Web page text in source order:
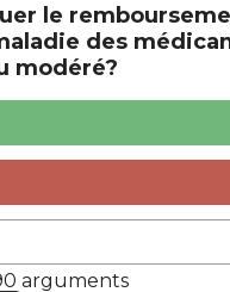
le
des
modéré?
arguments